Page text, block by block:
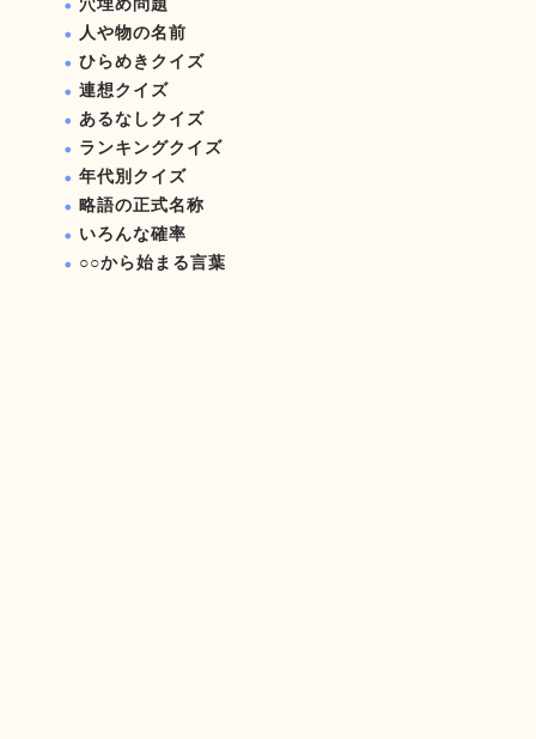
穴埋め問題
人や物の名前
ひらめきクイズ
連想クイズ
あるなしクイズ
ランキングクイズ
年代別クイズ
略語の正式名称
いろんな確率
○○から始まる言葉